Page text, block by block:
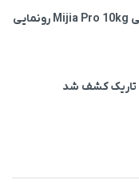
شیائومی از ماشین لباسشویی Mijia Pro 10kg رونمایی
تاریک کشف شد